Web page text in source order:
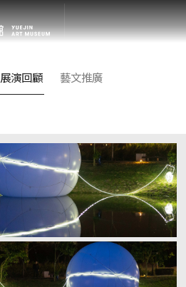
展演回顧 藝文推廣